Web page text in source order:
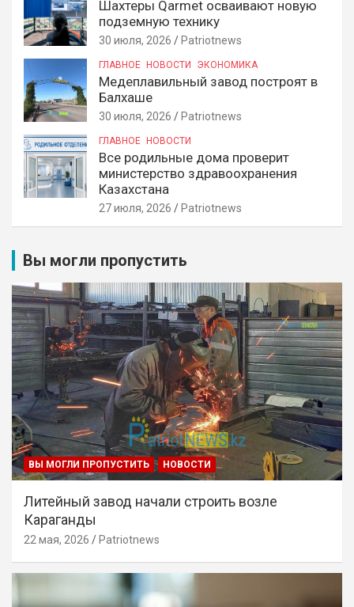
Шахтеры Qarmet осваивают новую
подземную технику
30 июля, 2026 Patriotnews
ГЛАВНОЕ НОВОСТИ ЭКОНОМИКА
Медеплавильный завод построят в
Балхаше
30 июля, 2026 Patriotnews
ГЛАВНОЕ НОВОСТИ
Все родильные дома проверит
министерство здравоохранения
Казахстана
27 июля, 2026 Patriotnews
Вы могли пропустить
ВЫ МОГЛИ ПРОПУСТИТЬ НОВОСТИ
Литейный завод начали строить возле
Караганды
22 мая, 2026 Patriotnews